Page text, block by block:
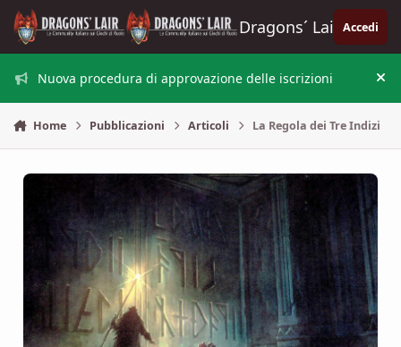
Vai al contenuto
Dragons´ Lair Accedi
Nuova procedura di approvazione delle iscrizioni
Home Pubblicazioni Articoli La Regola dei Tre Indizi